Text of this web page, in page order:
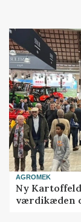
AGROMEK
Ny
værdikæden